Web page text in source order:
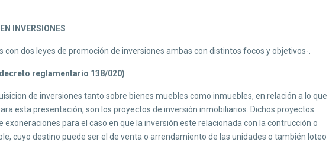
INVERSIONES
dos leyes de promoción de inversiones ambas con distintos focos y objetivos-.
reglamentario 138/020)
de inversiones tanto sobre bienes muebles como inmuebles, en relación a lo que
esta presentación, son los proyectos de inversión inmobiliarios. Dichos proyectos
exoneraciones para el caso en que la inversión este relacionada con la contrucción o
cuyo destino puede ser el de venta o arrendamiento de las unidades o también loteo